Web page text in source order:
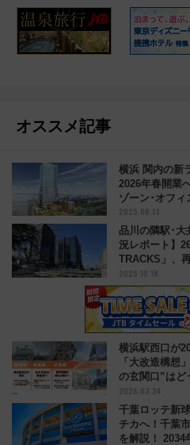
オススメ記事
横浜 関内の新
2026年春開業
ゾーン･オフィ
2025.08.13
品川の隣駅･大
況レポート】
TRACKS」、
区）
2025.10.18
横浜駅西口が
「大改造構想
の玄関口”はど
2026.03.24
千葉ロッテ新
チカへ！千葉
を解説！ 2034